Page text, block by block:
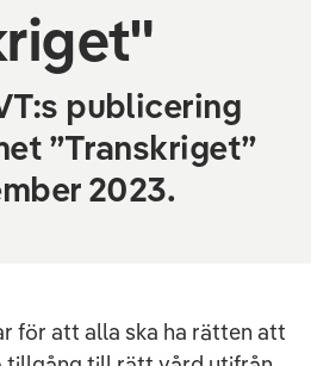
publicering
”Transkriget”
2023.
för att alla ska ha rätten att